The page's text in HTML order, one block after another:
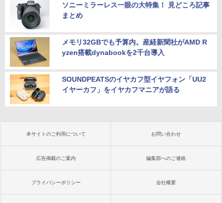
ソニーミラーレス一眼の大特集！ 見どころ記事
まとめ
メモリ32GBでも予算内。産経新聞社がAMD R
yzen搭載dynabookを2千台導入
SOUNDPEATSのイヤカフ型イヤフォン「UU2
イヤーカフ」をイヤカフマニアが語る
本サイトのご利用について お問い合わせ
広告掲載のご案内 編集部へのご連絡
プライバシーポリシー 会社概要